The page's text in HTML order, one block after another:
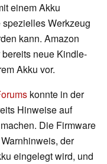
einem Akku
Werkzeug
kann. Amazon
neue Kindle-
Akku vor.
konnte in der
Hinweise auf
Die Firmware
der
eingelegt wird, und